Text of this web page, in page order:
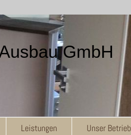
GmbH
Leistungen Unser Betrieb